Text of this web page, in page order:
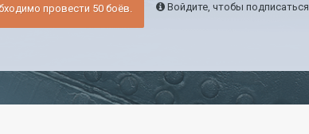
Войдите, чтобы подписаться
провести 50 боёв.